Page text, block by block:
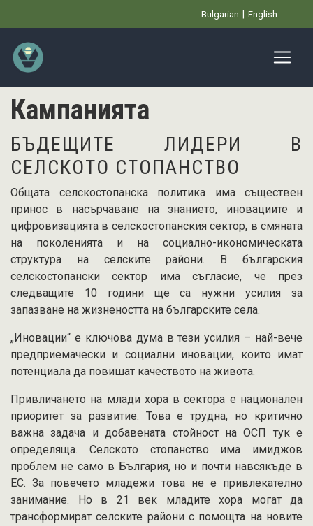
към
Bulgarian English
Кампанията
БЪДЕЩИТЕ ЛИДЕРИ В
СЕЛСКОТО СТОПАНСТВО
Общата селскостопанска политика има съществен
принос в насърчаване на знанието, иновациите и
цифровизацията в селскостопанския сектор, в смяната
на поколенията и на социално-икономическата
структура на селските райони. В българския
селскостопански сектор има съгласие, че през
следващите 10 години ще са нужни усилия за
запазване на жизнеността на българските села.
„Иновации“ е ключова дума в тези усилия – най-вече
предприемачески и социални иновации, които имат
потенциала да повишат качеството на живота.
Привличането на млади хора в сектора е национален
приоритет за развитие. Това е трудна, но критично
важна задача и добавената стойност на ОСП тук е
определяща. Селското стопанство има имиджов
проблем не само в България, но и почти навсякъде в
ЕС. За повечето младежи това не е привлекателно
занимание. Но в 21 век младите хора могат да
трансформират селските райони с помощта на новите